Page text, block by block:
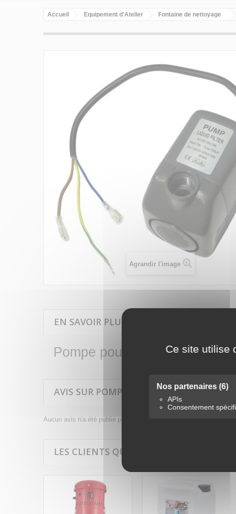
Ce site utilise
Nos partenaires (6)
APIs
Consentement
Accueil Equipement d'Atelier Fontaine de nettoyage
Agrandir l'image
EN SAVOIR PLUS SUR POMPE POUR
Pompe pour fontaine de
AVIS SUR POMPE POUR FONTAINE DE
Aucun avis n'a été publié pour le moment.
LES CLIENTS QUI ONT ACHETÉ CE